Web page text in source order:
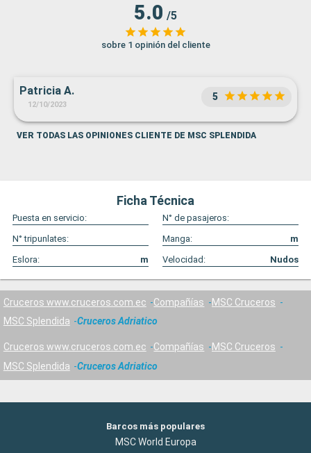
5.0 /5
sobre 1 opinión del cliente
Patricia A.
12/10/2023
5
VER TODAS LAS OPINIONES CLIENTE DE MSC SPLENDIDA
Ficha Técnica
Puesta en servicio:
N° de pasajeros:
N° tripunlates:
Manga:
m
Eslora:
m Velocidad: Nudos
Cruceros www.cruceros.com.ec Compañías
MSC Cruceros
MSC Splendida
Cruceros Adriatico
Cruceros www.cruceros.com.ec Compañías
MSC Cruceros
MSC Splendida
Cruceros Adriatico
Barcos más populares
MSC World Europa